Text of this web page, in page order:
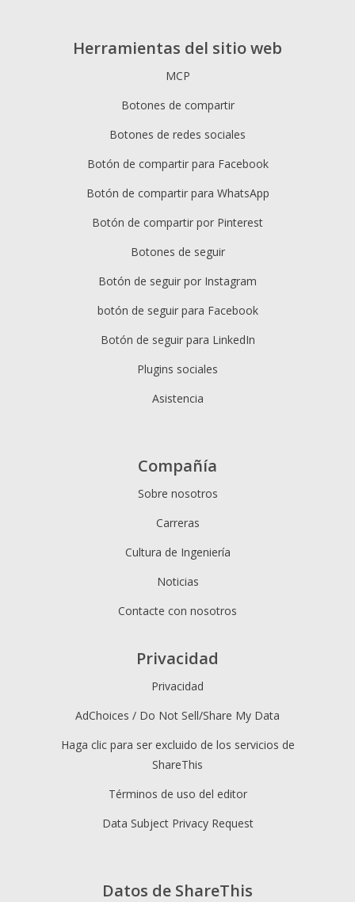
Herramientas del sitio web
MCP
Botones de compartir
Botones de redes sociales
Botón de compartir para Facebook
Botón de compartir para WhatsApp
Botón de compartir por Pinterest
Botones de seguir
Botón de seguir por Instagram
botón de seguir para Facebook
Botón de seguir para LinkedIn
Plugins sociales
Asistencia
Datos de ShareThis
Compañía
Sobre nosotros
Carreras
Cultura de Ingeniería
Noticias
Contacte con nosotros
Privacidad
Privacidad
AdChoices / Do Not Sell/Share My Data
Haga clic para ser excluido de los servicios de
ShareThis
Términos de uso del editor
Data Subject Privacy Request